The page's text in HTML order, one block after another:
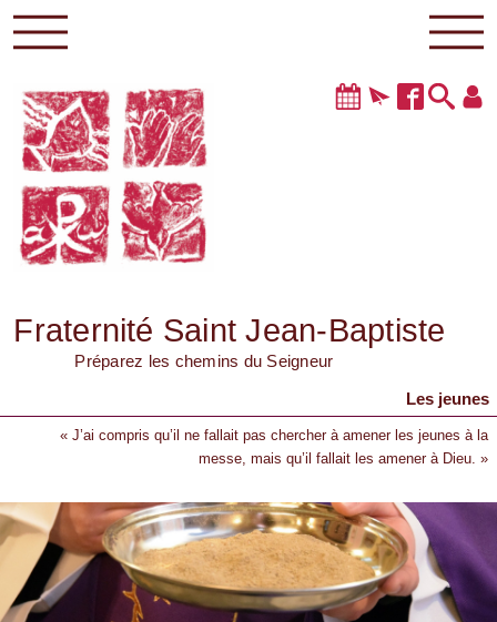
Fraternité Saint Jean-Baptiste
Préparez les chemins du Seigneur
Les jeunes
« J’ai compris qu’il ne fallait pas chercher à amener les jeunes à la
messe, mais qu’il fallait les amener à Dieu. »